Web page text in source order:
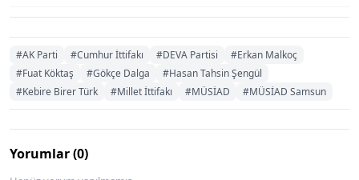
#AK Parti #Cumhur İttifakı #DEVA Partisi
#Erkan Malkoç
#Fuat Köktaş
#Gökçe Dalga
#Hasan Tahsin Şengül
#Kebire Birer Türk
#Millet İttifakı #MÜSİAD #MÜSİAD Samsun
Yorumlar (0)